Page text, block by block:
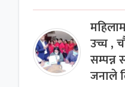
उच्च ,
सम्पन्न
जनाले